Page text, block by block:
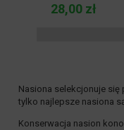
28,00 zł
Nasiona selekcjonuje
tylko najlepsze nasiona
Konserwacja nasion